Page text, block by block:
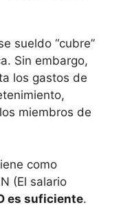
sueldo “cubre”
Sin embargo,
los gastos de
miembros de
como
(El salario
es suficiente.